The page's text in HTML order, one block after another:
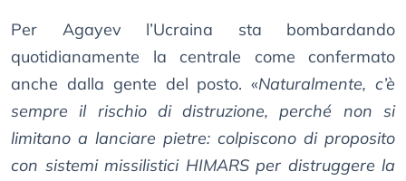
Per Agayev l’Ucraina sta bombardando
quotidianamente la centrale come confermato
anche dalla gente del posto. «Naturalmente, c’è
sempre il rischio di distruzione, perché non si
limitano a lanciare pietre: colpiscono di proposito
con sistemi missilistici HIMARS per distruggere la